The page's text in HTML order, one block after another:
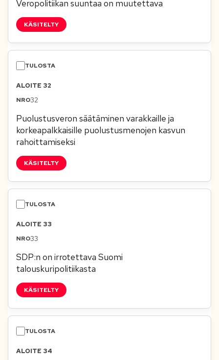
Veropolitiikan suuntaa on muutettava
KÄSITELTY
ALOITE 32
32
Puolustusveron säätäminen varakkaille ja
korkeapalkkaisille puolustusmenojen kasvun
rahoittamiseksi
KÄSITELTY
ALOITE 33
33
SDP:n on irrotettava Suomi
talouskuripolitiikasta
KÄSITELTY
ALOITE 34